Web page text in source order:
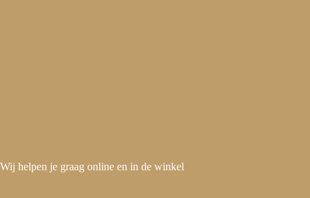
Wij helpen je graag online en in de winkel